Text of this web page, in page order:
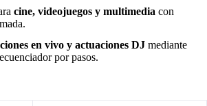
cine, videojuegos y multimedia con
en vivo y actuaciones DJ mediante
por pasos.